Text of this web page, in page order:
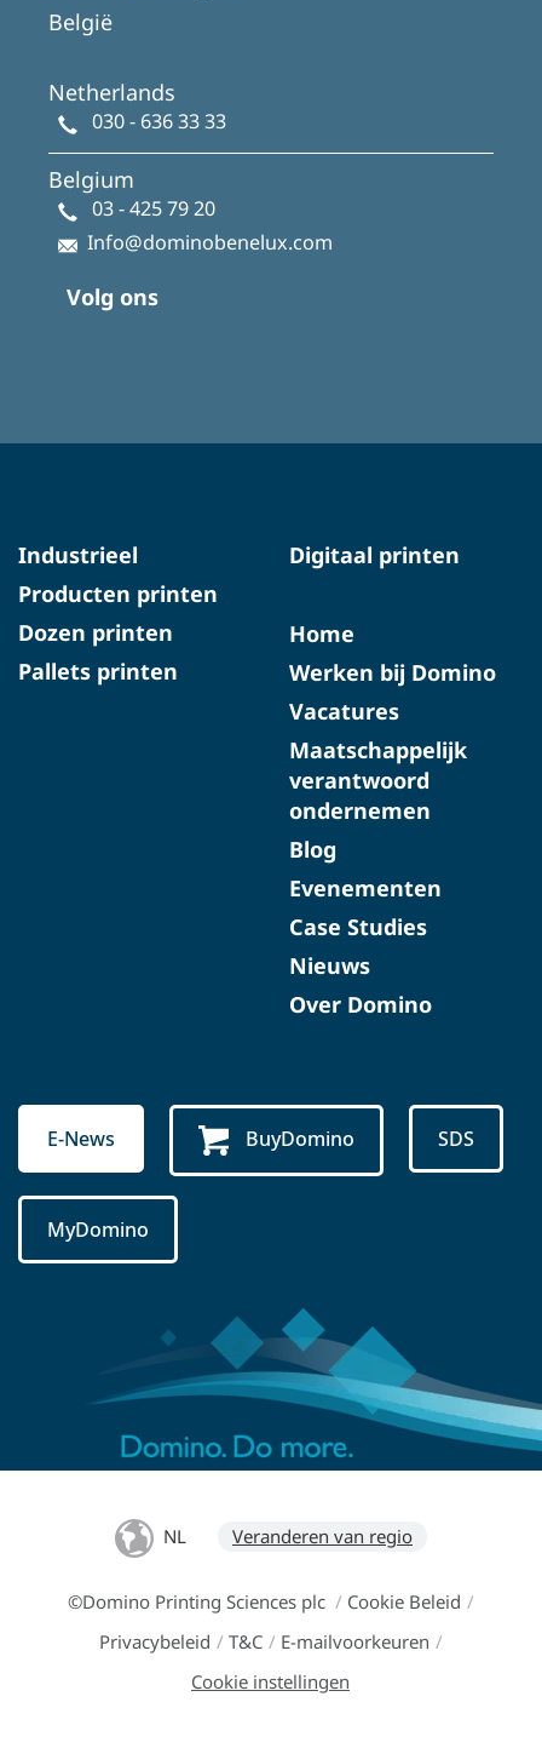
België
Netherlands
030 - 636 33 33
Belgium
03 - 425 79 20
Info@dominobenelux.com
Volg ons
Industrieel
Producten printen
Dozen printen
Pallets printen
Digitaal printen
Home
Werken bij Domino
Vacatures
Maatschappelijk
verantwoord
ondernemen
Blog
Evenementen
Case Studies
Nieuws
Over Domino
E-News BuyDomino SDS
MyDomino
NL Veranderen van regio
©Domino Printing Sciences plc / Cookie Beleid /
Privacybeleid / T&C / E-mailvoorkeuren /
Cookie instellingen